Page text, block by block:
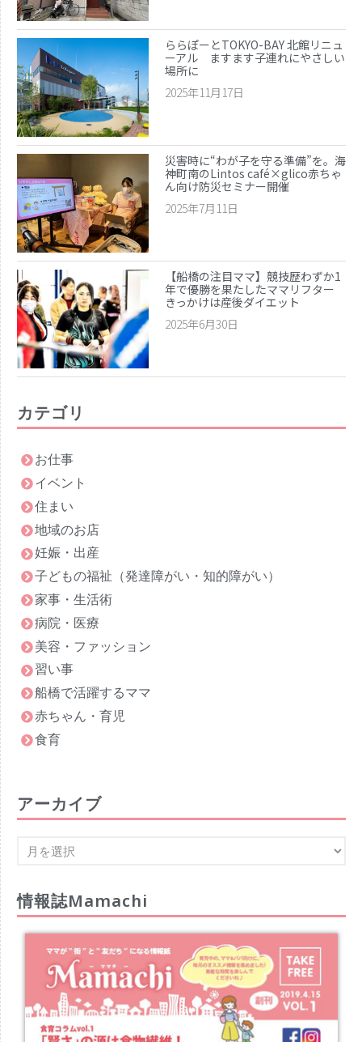
ららぽーとTOKYO-BAY 北館リニュ
ーアル ますます子連れにやさしい
場所に
2025年11月17日
災害時に“わが子を守る準備”を。海
神町南のLintos café×glico赤ちゃ
ん向け防災セミナー開催
2025年7月11日
【船橋の注目ママ】競技歴わずか1
年で優勝を果たしたママリフター
きっかけは産後ダイエット
2025年6月30日
カテゴリ
お仕事
イベント
住まい
地域のお店
妊娠・出産
子どもの福祉（発達障がい・知的障がい）
家事・生活術
病院・医療
美容・ファッション
習い事
船橋で活躍するママ
赤ちゃん・育児
食育
アーカイブ
情報誌Mamachi